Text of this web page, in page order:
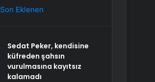
Son Eklenen
Sedat Peker, kendisine
küfreden şahsın
vurulmasına kayıtsız
kalamadı